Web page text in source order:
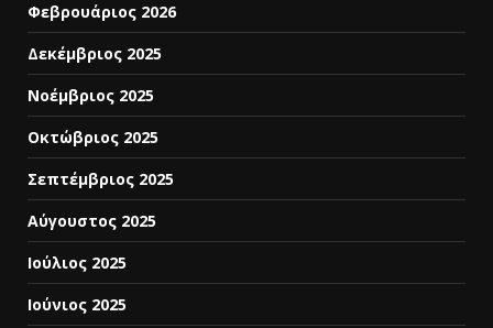
Φεβρουάριος 2026
Δεκέμβριος 2025
Νοέμβριος 2025
Οκτώβριος 2025
Σεπτέμβριος 2025
Αύγουστος 2025
Ιούλιος 2025
Ιούνιος 2025